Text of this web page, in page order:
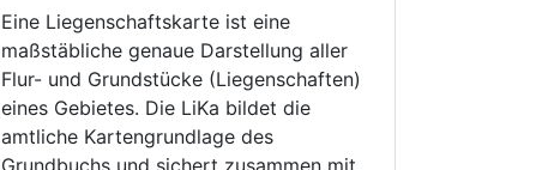
Eine Liegenschaftskarte ist eine
maßstäbliche genaue Darstellung aller
Flur- und Grundstücke (Liegenschaften)
eines Gebietes. Die LiKa bildet die
amtliche Kartengrundlage des